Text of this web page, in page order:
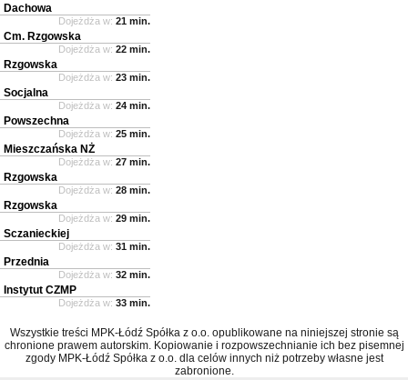
Dachowa
Dojeżdża w: 21 min.
Cm. Rzgowska
Dojeżdża w: 22 min.
Rzgowska
Dojeżdża w: 23 min.
Socjalna
Dojeżdża w: 24 min.
Powszechna
Dojeżdża w: 25 min.
Mieszczańska NŻ
Dojeżdża w: 27 min.
Rzgowska
Dojeżdża w: 28 min.
Rzgowska
Dojeżdża w: 29 min.
Sczanieckiej
Dojeżdża w: 31 min.
Przednia
Dojeżdża w: 32 min.
Instytut CZMP
Dojeżdża w: 33 min.
Wszystkie treści MPK-Łódź Spółka z o.o. opublikowane na niniejszej stronie są
chronione prawem autorskim. Kopiowanie i rozpowszechnianie ich bez pisemnej
zgody MPK-Łódź Spółka z o.o. dla celów innych niż potrzeby własne jest
zabronione.